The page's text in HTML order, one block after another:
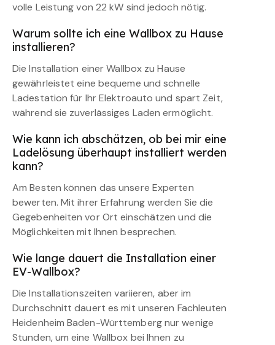
volle Leistung von 22 kW sind jedoch nötig.
Warum sollte ich eine Wallbox zu Hause
installieren?
Die Installation einer Wallbox zu Hause
gewährleistet eine bequeme und schnelle
Ladestation für Ihr Elektroauto und spart Zeit,
während sie zuverlässiges Laden ermöglicht.
Wie kann ich abschätzen, ob bei mir eine
Ladelösung überhaupt installiert werden
kann?
Am Besten können das unsere Experten
bewerten. Mit ihrer Erfahrung werden Sie die
Gegebenheiten vor Ort einschätzen und die
Möglichkeiten mit Ihnen besprechen.
Wie lange dauert die Installation einer
EV-Wallbox?
Die Installationszeiten variieren, aber im
Durchschnitt dauert es mit unseren Fachleuten
Heidenheim Baden-Württemberg nur wenige
Stunden, um eine Wallbox bei Ihnen zu